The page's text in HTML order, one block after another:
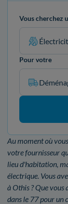
Vous cherchez
Pour votre
Au moment où
votre fournisseur
lieu d'habitation,
électrique. Vous
à Othis ? Que vous
dans le 77 pour un